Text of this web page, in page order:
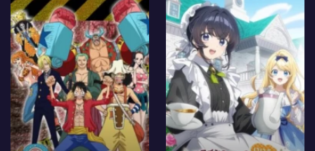
Episodio 19
Episodio 18
Episodio 17
Episodio 16
Episodio 15